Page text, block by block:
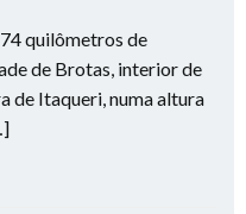
quilômetros de
de Brotas, interior de
de Itaqueri, numa altura